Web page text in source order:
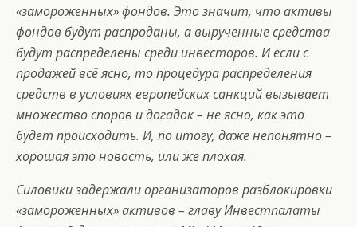
«замороженных» фондов. Это значит, что активы
фондов будут распроданы, а вырученные средства
будут распределены среди инвесторов. И если с
продажей всё ясно, то процедура распределения
средств в условиях европейских санкций вызывает
множество споров и догадок – не ясно, как это
будет происходить. И, по итогу, даже непонятно –
хорошая это новость, или же плохая.
Силовики задержали организаторов разблокировки
«замороженных» активов – главу Инвестпалаты